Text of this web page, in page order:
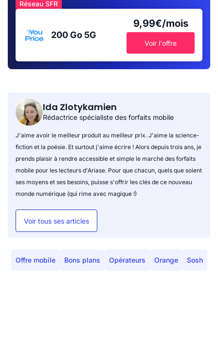
Réseau SFR
200 Go 5G
9,99€/mois
Voir l'offre
Ida Zlotykamien
Rédactrice spécialiste des forfaits mobile
J'aime avoir le meilleur produit au meilleur prix. J'aime la science-
fiction et la poésie. Et surtout j'aime écrire ! Alors depuis trois ans, je
prends plaisir à rendre accessible et simple le marché des forfaits
mobile pour les lecteurs d'Ariase. Pour que chacun, quels que soient
ses moyens et ses besoins, puisse s'offrir les clés de ce nouveau
monde numérique (qui rime avec magique !)
Voir tous ses articles
Offre mobile Bons plans Opérateurs Orange Sosh